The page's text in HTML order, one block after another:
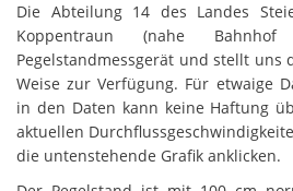
Die Abteilung 14 des Landes
Koppentraun (nahe
Pegelstandmessgerät und stellt uns
Weise zur Verfügung. Für etwaige
in den Daten kann keine Haftung
aktuellen
die untenstehende Grafik anklicken.